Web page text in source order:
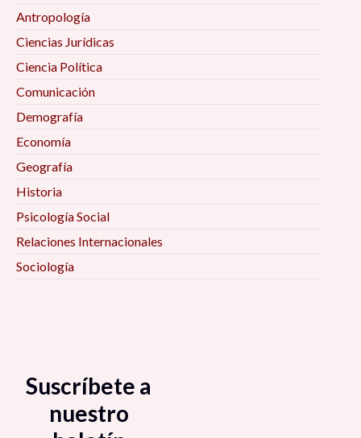
Antropología
Ciencias Jurídicas
Ciencia Política
Comunicación
Demografía
Economía
Geografía
Historia
Psicología Social
Relaciones Internacionales
Sociología
Suscríbete a
nuestro